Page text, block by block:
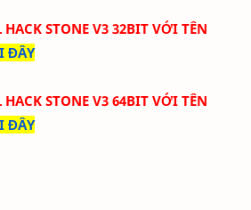
HACK STONE V3 32BIT VỚI TÊN
ĐÂY
HACK STONE V3 64BIT VỚI TÊN
ĐÂY